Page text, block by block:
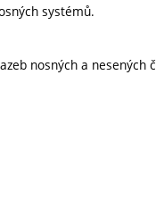
systémů.
nosných a